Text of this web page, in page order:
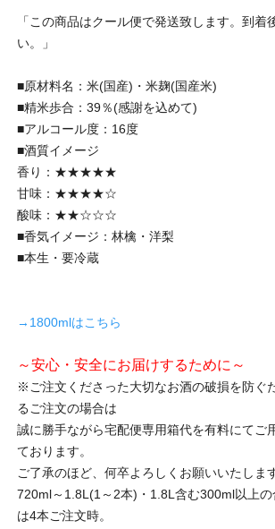
「この商品はクール便で発送致します。到着
い。」
■原材料名：米(国産)・米麹(国産米)
■精米歩合：39％(感謝を込めて)
■アルコール度：16度
■酒質イメージ
香り：★★★★★
甘味：★★★★☆
酸味：★★☆☆☆
■香気イメージ：林檎・洋梨
■本生・要冷蔵
→1800mlはこちら
～安心・安全にお届けするために～
※ご注文くださった大切なお酒の破損を防ぐ
るご注文の場合は
誠に勝手ながら宅配便専用箱代を有料にてご
ております。
ご了承のほど、何卒よろしくお願いいたしま
720ml～1.8L(1～2本)・1.8L含む300ml以上
は4本ご注文時。